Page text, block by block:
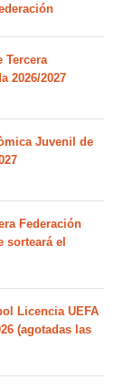
Tercera
2026/2027
Juvenil de
Federación
sorteará el
Licencia UEFA
(agotadas las